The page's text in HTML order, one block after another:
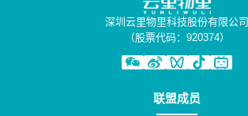
深圳云里物里科技股份有限公司
（股票代码：920374）
联盟成员